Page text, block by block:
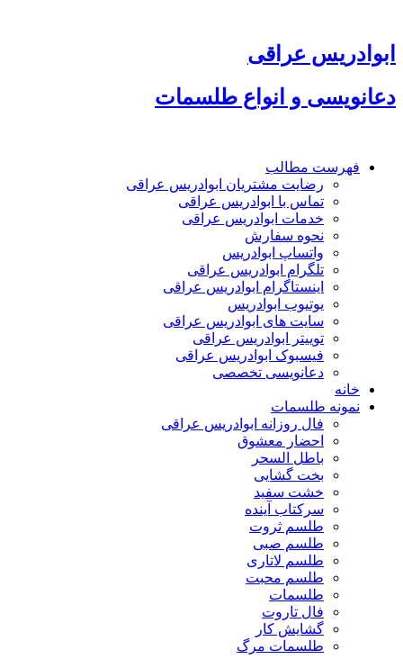
محتوا
ابوادریس عراقی
دعانویسی و انواع طلسمات
فهرست مطالب
رضایت مشتریان ابوادریس عراقی
تماس با ابوادریس عراقی
خدمات ابوادریس عراقی
نحوه سفارش
واتساپ ابوادریس
تلگرام ابوادریس عراقی
اینستاگرام ابوادریس عراقی
یوتیوب ابوادریس
سایت های ابوادریس عراقی
توییتر ابوادریس عراقی
فیسبوک ابوادریس عراقی
دعانویسی تخصصی
خانه
نمونه طلسمات
فال روزانه ابوادریس عراقی
احضار معشوق
باطل السحر
بخت گشایی
خشت سفید
سرکتاب آینده
طلسم ثروت
طلسم صبی
طلسم لاتاری
طلسم محبت
طلسمات
فال تاروت
گشایش کار
طلسمات مرگ